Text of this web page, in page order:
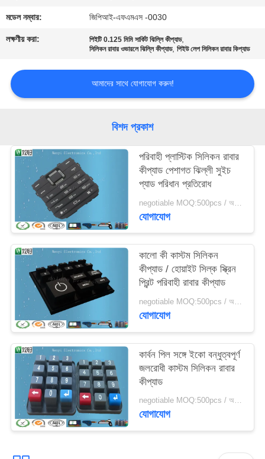
উদ্ধৃতির
আবেদন
PRIVACY
POLICY
মডেল নম্বার: জিপিআই-এফএমএস -0030
লক্ষণীয় করা: পিইটি 0.125 মিমি সার্কিট ঝিল্লি কীপ্যাড,
সিলিকন রাবার ওভারলে ঝিল্লি কীপ্যাড,পিইউ লেপ সিলিকন রাবার কিপ্যাড
আমাদের সাথে যোগাযোগ করুন!
বিশদ প্রকাশ
পরিবাহী প্লাস্টিক সিলিকন রাবার
কীপ্যাড পেশাগত ঝিল্লী সুইচ
প্যাড পরিধান প্রতিরোধ
negotiable MOQ:500pcs / অনেক
যোগাযোগ
কালো কী কাস্টম সিলিকন
কীপ্যাড / হোয়াইট সিল্ক স্ক্রিন
প্রিন্ট পরিবাহী রাবার কীপ্যাড
negotiable MOQ:500pcs / অনেক
যোগাযোগ
কার্বন পিল সঙ্গে ইকো বন্ধুত্বপূর্ণ
জলরোধী কাস্টম সিলিকন রাবার
কীপ্যাড
negotiable MOQ:500pcs / অনেক
যোগাযোগ